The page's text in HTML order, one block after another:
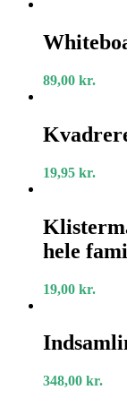
penne
4
89,00 kr.
A5
blok.
19,95 kr.
til
planlægning
for
familien
hele
19,00 kr.
sort
348,00 kr.